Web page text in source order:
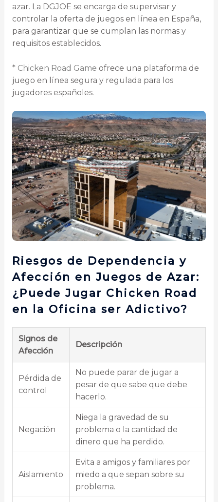
azar. La DGJOE se encarga de supervisar y
controlar la oferta de juegos en línea en España,
para garantizar que se cumplan las normas y
requisitos establecidos.
* Chicken Road Game ofrece una plataforma de
juego en línea segura y regulada para los
jugadores españoles.
Riesgos de Dependencia y
Afección en Juegos de Azar:
¿Puede Jugar Chicken Road
en la Oficina ser Adictivo?
Signos de
Afección
Descripción
Pérdida de
control
No puede parar de jugar a
pesar de que sabe que debe
hacerlo.
Negación
Niega la gravedad de su
problema o la cantidad de
dinero que ha perdido.
Aislamiento
Evita a amigos y familiares por
miedo a que sepan sobre su
problema.